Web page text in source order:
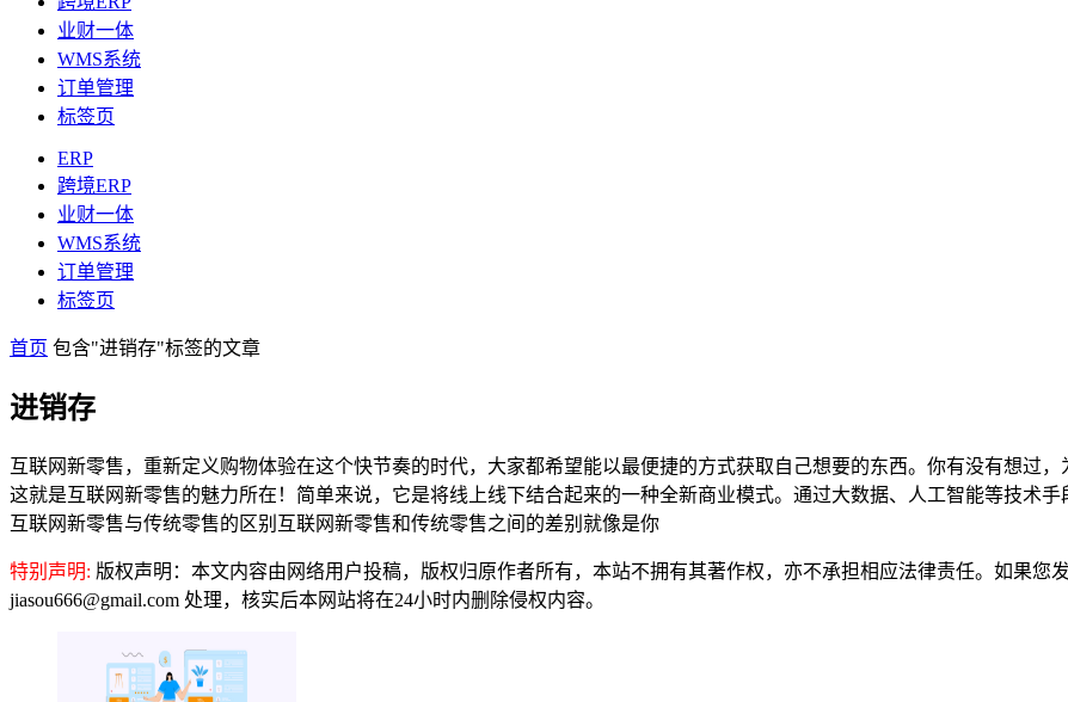
业财一体
WMS系统
订单管理
标签页
ERP
跨境ERP
业财一体
WMS系统
订单管理
标签页
首页 包含"进销存"标签的文章
进销存
互联网新零售，重新定义购物体验在这个快节奏的时代，大家都希望能以最便捷的方式获取自己想要的东西。你有没有想过
这就是互联网新零售的魅力所在！简单来说，它是将线上线下结合起来的一种全新商业模式。通过大数据、人工智能等技术
互联网新零售与传统零售的区别互联网新零售和传统零售之间的差别就像是你
特别声明: 版权声明：本文内容由网络用户投稿，版权归原作者所有，本站不拥有其著作权，亦不承担相应法律责任。如果您
jiasou666@gmail.com 处理，核实后本网站将在24小时内删除侵权内容。